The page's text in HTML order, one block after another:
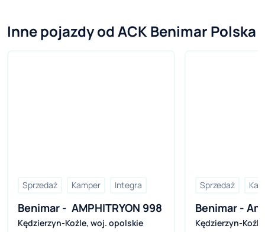
Inne pojazdy od ACK Benimar Polska
Sprzedaż Kamper Integra
Benimar -  AMPHITRYON 998
Kędzierzyn-Koźle, woj. opolskie
Sprzedaż
Benimar -
Kędzierzyn-Koźle